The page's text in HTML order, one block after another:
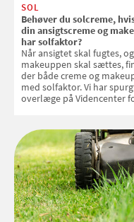
SOL
Behøver du solcreme,
din ansigtscreme og
har solfaktor?
Når ansigtet skal fugtes, og
makeuppen skal sættes,
der både creme og
med solfaktor. Vi har
overlæge på Videncenter
med SPF kan erstatte
solcreme, når man
sig ud i solen